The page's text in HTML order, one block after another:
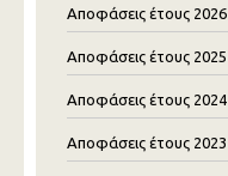
Αποφάσεις έτους 2026
Αποφάσεις έτους 2025
Αποφάσεις έτους 2024
Αποφάσεις έτους 2023